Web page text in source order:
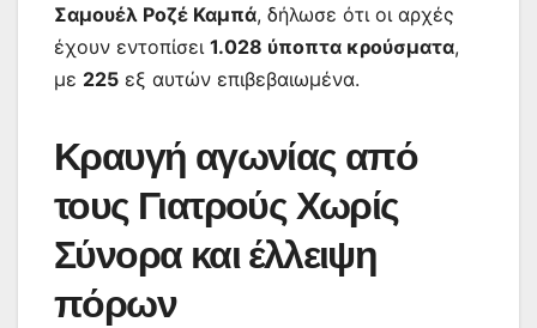
Σαμουέλ Ροζέ Καμπά, δήλωσε ότι οι αρχές
έχουν εντοπίσει 1.028 ύποπτα κρούσματα,
με 225 εξ αυτών επιβεβαιωμένα.
Κραυγή αγωνίας από
τους Γιατρούς Χωρίς
Σύνορα και έλλειψη
πόρων